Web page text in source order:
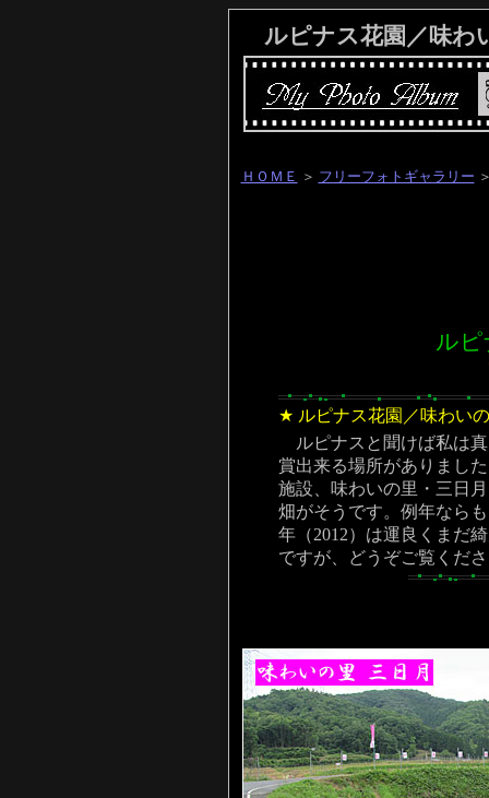
ルピナス花園／味わ
ＨＯＭＥ ＞ フリーフォトギャラリー
ルピ
★ ルピナス花園／味わい
ルピナスと聞けば私は
賞出来る場所がありまし
施設、味わいの里・三日
畑がそうです。例年なら
年（2012）は運良くまだ
ですが、どうぞご覧くだ